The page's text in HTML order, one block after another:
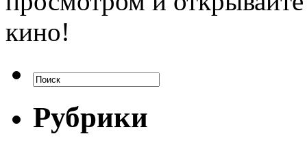
кино!
Рубрики